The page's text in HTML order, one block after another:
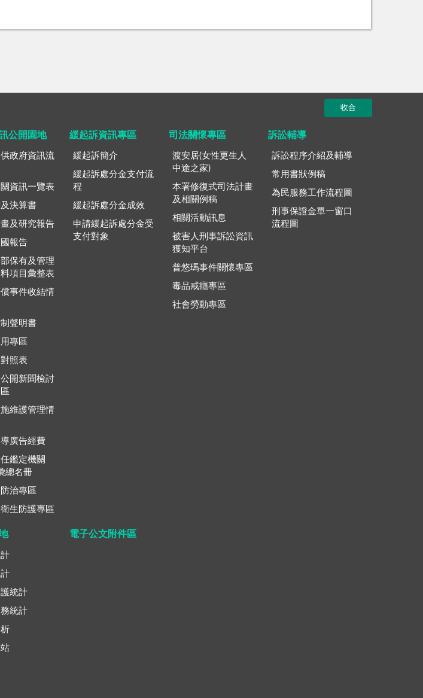
收合
公開園地
政府資訊流
資訊一覽表
決算書
及研究報告
報告
保有及管理
項目彙整表
事件收結情
聲明書
專區
照表
開新聞檢討
維護管理情
廣告經費
鑑定機關
總名冊
治專區
生防護專區
緩起訴資訊專區
緩起訴簡介
緩起訴處分金支付流
程
緩起訴處分金成效
申請緩起訴處分金受
支付對象
司法關懷專區
渡安居(女性更生人
中途之家)
本署修復式司法計畫
及相關例稿
相關活動訊息
被害人刑事訴訟資訊
獲知平台
普悠瑪事件關懷專區
毒品戒癮專區
社會勞動專區
訴訟輔導
訴訟程序介紹及輔導
常用書狀例稿
為民服務工作流程圖
刑事保證金單一窗口
流程圖
統計
統計
電子公文附件區